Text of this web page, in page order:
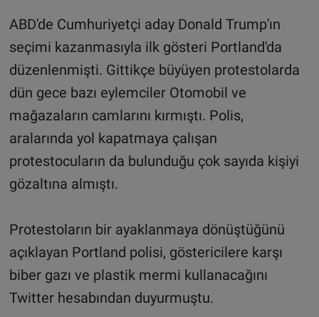
ABD'de Cumhuriyetçi aday Donald Trump'ın
seçimi kazanmasıyla ilk gösteri Portland'da
düzenlenmişti. Gittikçe büyüyen protestolarda
dün gece bazı eylemciler Otomobil ve
mağazaların camlarını kırmıştı. Polis,
aralarında yol kapatmaya çalışan
protestocuların da bulunduğu çok sayıda kişiyi
gözaltına almıştı.
Protestoların bir ayaklanmaya dönüştüğünü
açıklayan Portland polisi, göstericilere karşı
biber gazı ve plastik mermi kullanacağını
Twitter hesabından duyurmuştu.